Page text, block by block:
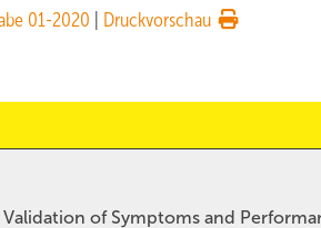
01-2020 Druckvorschau
of Symptoms and